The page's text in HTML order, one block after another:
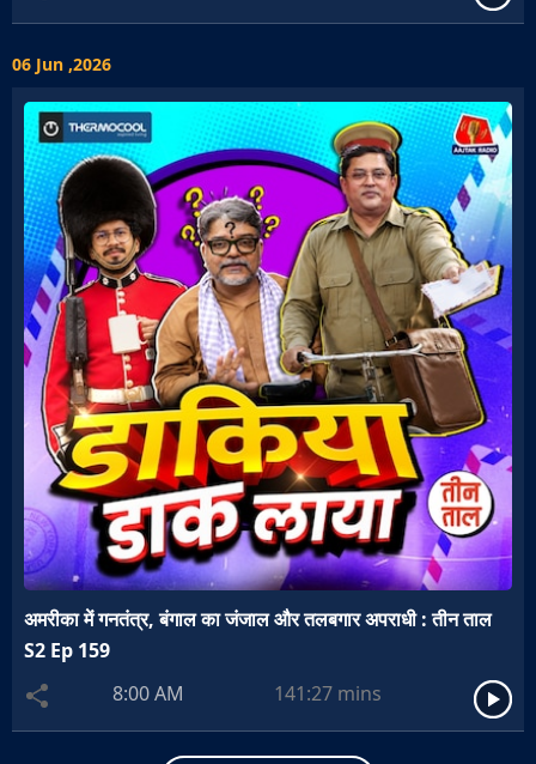
06 Jun ,2026
अमरीका में गनतंत्र, बंगाल का जंजाल और तलबगार अपराधी : तीन ताल
S2 Ep 159
8:00 AM
141:27mins